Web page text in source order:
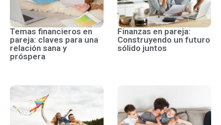
Temas financieros en
pareja: claves para una
relación sana y
próspera
Finanzas en pareja:
Construyendo un futuro
sólido juntos